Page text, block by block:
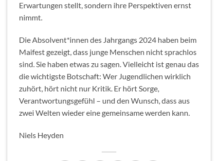
Erwartungen stellt, sondern ihre Perspektiven ernst
nimmt.
Die Absolvent*innen des Jahrgangs 2024 haben beim
Maifest gezeigt, dass junge Menschen nicht sprachlos
sind. Sie haben etwas zu sagen. Vielleicht ist genau das
die wichtigste Botschaft: Wer Jugendlichen wirklich
zuhört, hört nicht nur Kritik. Er hört Sorge,
Verantwortungsgefühl – und den Wunsch, dass aus
zwei Welten wieder eine gemeinsame werden kann.
Niels Heyden